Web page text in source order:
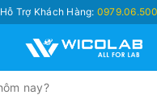
Hỗ Trợ Khách Hàng: